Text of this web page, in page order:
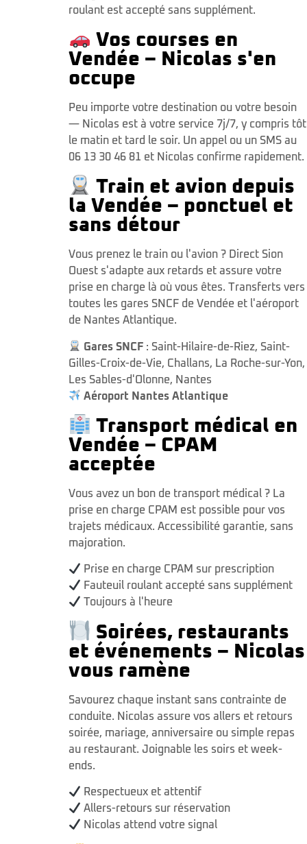
roulant est accepté sans supplément.
Vos courses en
Vendée – Nicolas s'en
occupe
Peu importe votre destination ou votre besoin
— Nicolas est à votre service 7j/7, y compris tôt
le matin et tard le soir. Un appel ou un SMS au
06 13 30 46 81 et Nicolas confirme rapidement.
Train et avion depuis
la Vendée – ponctuel et
sans détour
Vous prenez le train ou l'avion ? Direct Sion
Ouest s'adapte aux retards et assure votre
prise en charge là où vous êtes. Transferts vers
toutes les gares SNCF de Vendée et l'aéroport
de Nantes Atlantique.
Gares SNCF : Saint-Hilaire-de-Riez, Saint-
Gilles-Croix-de-Vie, Challans, La Roche-sur-Yon,
Les Sables-d'Olonne, Nantes
Aéroport Nantes Atlantique
Transport médical en
Vendée – CPAM
acceptée
Vous avez un bon de transport médical ? La
prise en charge CPAM est possible pour vos
trajets médicaux. Accessibilité garantie, sans
majoration.
Prise en charge CPAM sur prescription
Fauteuil roulant accepté sans supplément
Toujours à l'heure
Soirées, restaurants
et événements – Nicolas
vous ramène
Savourez chaque instant sans contrainte de
conduite. Nicolas assure vos allers et retours
soirée, mariage, anniversaire ou simple repas
au restaurant. Joignable les soirs et week-
ends.
Respectueux et attentif
Allers-retours sur réservation
Nicolas attend votre signal